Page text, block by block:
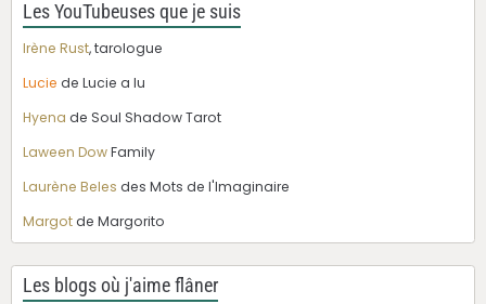
Les YouTubeuses que je suis
Irène Rust, tarologue
Lucie de Lucie a lu
Hyena de Soul Shadow Tarot
Laween DowFamily
Laurène Beles des Mots de l'Imaginaire
Margotde Margorito
Les blogs où j'aime flâner